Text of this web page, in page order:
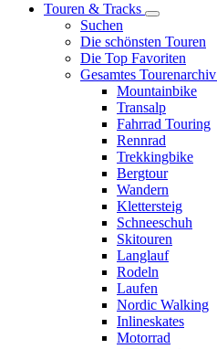
Touren & Tracks
Suchen
Die schönsten Touren
Die Top Favoriten
Gesamtes Tourenarchiv
Mountainbike
Transalp
Fahrrad Touring
Rennrad
Trekkingbike
Bergtour
Wandern
Klettersteig
Schneeschuh
Skitouren
Langlauf
Rodeln
Laufen
Nordic Walking
Inlineskates
Motorrad